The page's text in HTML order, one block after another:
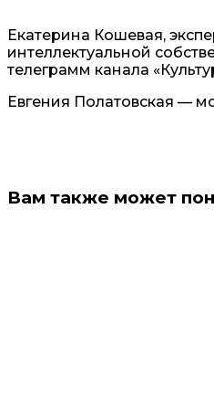
Екатерина Кошевая,
интеллектуальной
телеграмм канала
Евгения Полатовская —
Вам также может